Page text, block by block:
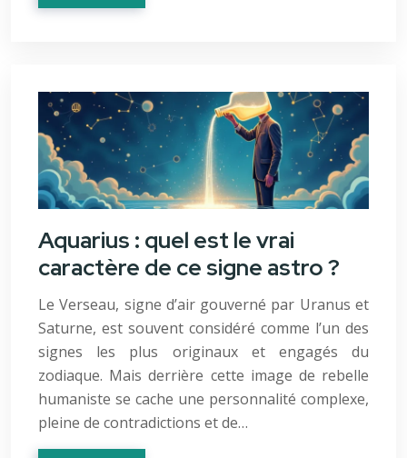
Aquarius : quel est le vrai
caractère de ce signe astro ?
Le Verseau, signe d’air gouverné par Uranus et
Saturne, est souvent considéré comme l’un des
signes les plus originaux et engagés du
zodiaque. Mais derrière cette image de rebelle
humaniste se cache une personnalité complexe,
pleine de contradictions et de…